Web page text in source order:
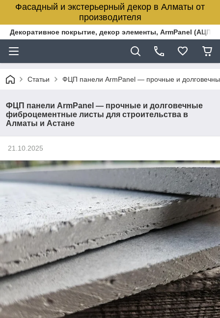
Фасадный и экстерьерный декор в Алматы от
производителя
Декоративное покрытие, декор элементы, ArmPanel
Статьи ФЦП панели ArmPanel — прочные и
ФЦП панели ArmPanel — прочные и долговечные
фиброцементные листы для строительства в
Алматы и Астане
21.10.2025